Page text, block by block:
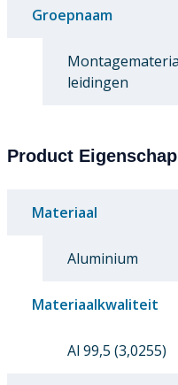
Groepnaam
leidingen
Product
Materiaal
Aluminium
Materiaalkwaliteit
Al 99,5 (3,0255)